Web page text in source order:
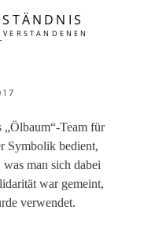
„Ölbaum“-Team für
Symbolik bedient,
man sich dabei
war gemeint,
verwendet.